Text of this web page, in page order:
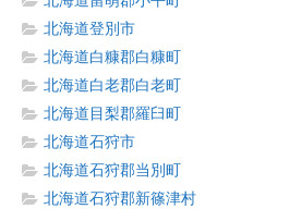
北海道登別市
北海道白糠郡白糠町
北海道白老郡白老町
北海道目梨郡羅臼町
北海道石狩市
北海道石狩郡当別町
北海道石狩郡新篠津村